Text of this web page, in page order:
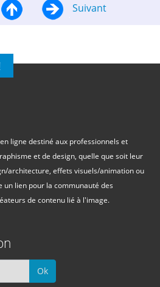
Suivant
ligne destiné aux professionnels et
et de design, quelle que soit leur
architecture, effets visuels/animation ou
lien pour la communauté des
de contenu lié à l'image.
Ok